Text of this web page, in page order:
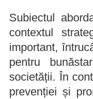
Subiectul
contextul
important,
pentru
societății. În
prevenției și